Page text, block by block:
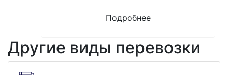
Подробнее
Другие виды перевозки